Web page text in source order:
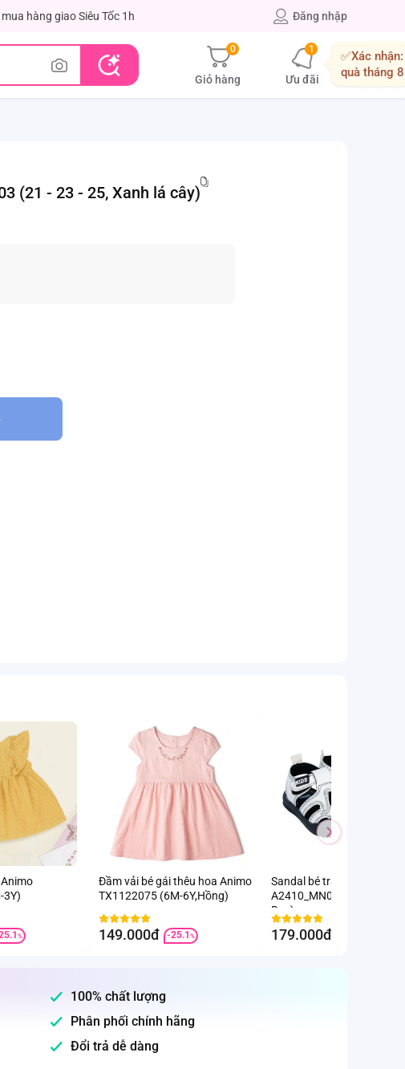
hàng giao Siêu Tốc 1h Đăng nhập
0
Giỏ hàng
1
Ưu đãi
✅Xác
quà tháng
(21 - 23 - 25, Xanh lá cây)
3Y)
%
Đầm vải bé gái thêu hoa Animo
TX1122075 (6M-6Y,Hồng)
149.000đ -25.1 %
Sandal bé trai Animo
A2410_MN026 (17-
Đen)
179.000đ
100% chất lượng
Phân phối chính hãng
Đổi trả dễ dàng